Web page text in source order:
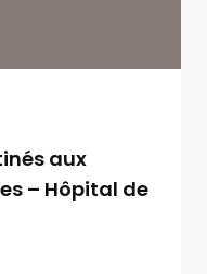
aux
– Hôpital de